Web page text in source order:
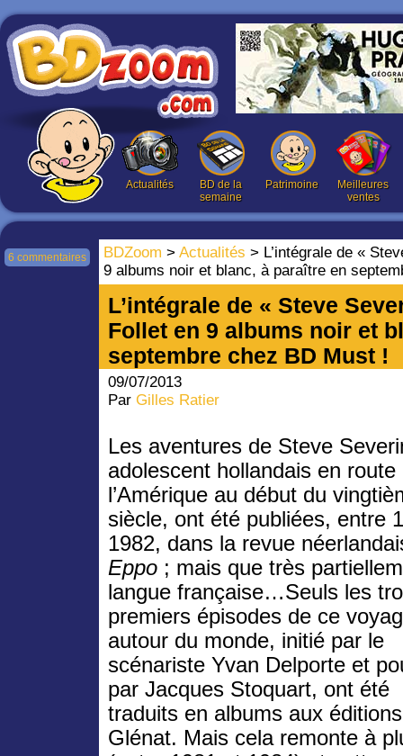
Actualités
BD de la
semaine
Patrimoine
Meilleures
ventes
BDZoom > Actualités > L’intégrale de «
9 albums noir et blanc, à paraître en
6 commentaires
L’intégrale de « Steve
Follet en 9 albums noir et
septembre chez BD Must !
09/07/2013
Par Gilles Ratier
Les aventures de Steve
adolescent hollandais en route
l’Amérique au début du
siècle, ont été publiées, entre
1982, dans la revue
Eppo ; mais que très
langue française…Seuls les
premiers épisodes de ce
autour du monde, initié par le
scénariste Yvan Delporte et
par Jacques Stoquart, ont été
traduits en albums aux éditions
Glénat. Mais cela remonte à